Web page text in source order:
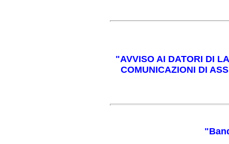
"AVVISO AI DATORI DI
COMUNICAZIONI DI